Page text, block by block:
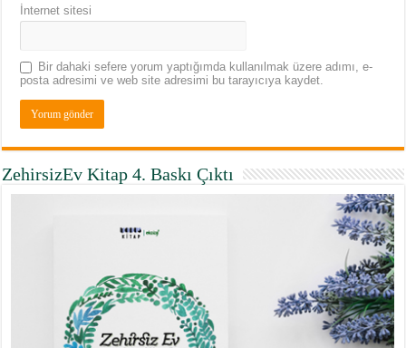
İnternet sitesi
Bir dahaki sefere yorum yaptığımda kullanılmak üzere adımı, e-
posta adresimi ve web site adresimi bu tarayıcıya kaydet.
ZehirsizEv Kitap 4. Baskı Çıktı